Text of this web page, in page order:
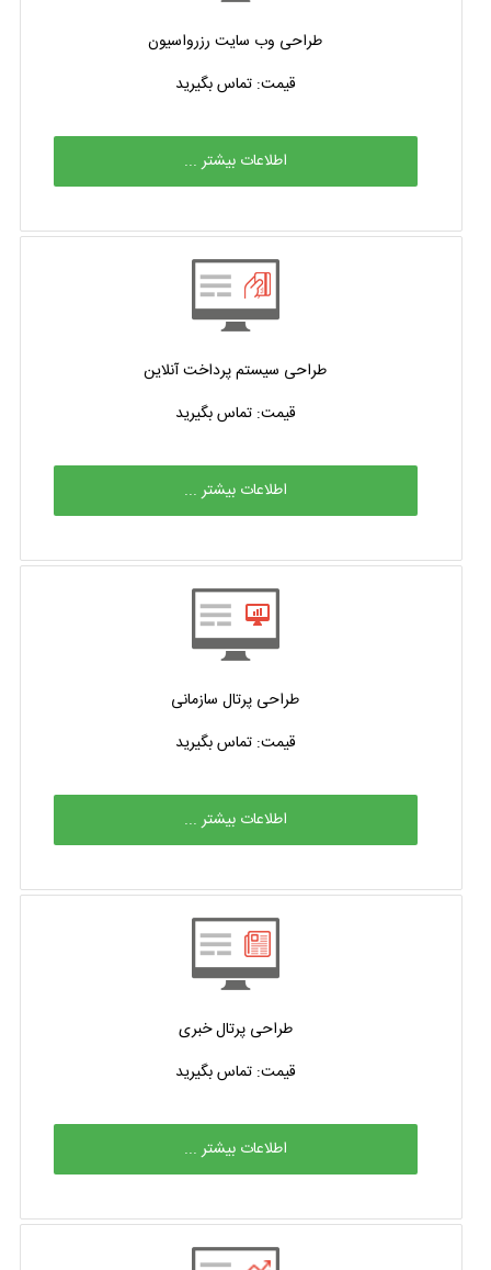
طراحی وب سایت رزرواسیون
قیمت: تماس بگیرید
اطلاعات بیشتر ...
طراحی سیستم پرداخت آنلاین
قیمت: تماس بگیرید
اطلاعات بیشتر ...
طراحی پرتال سازمانی
قیمت: تماس بگیرید
اطلاعات بیشتر ...
طراحی پرتال خبری
قیمت: تماس بگیرید
اطلاعات بیشتر ...